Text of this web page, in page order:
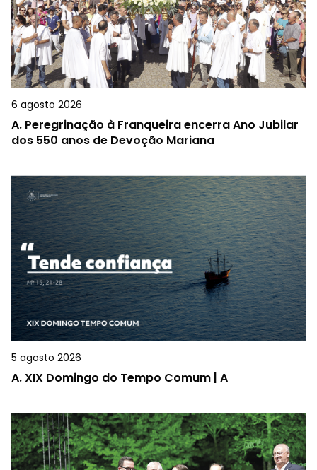
6 agosto 2026
A. Peregrinação à Franqueira encerra Ano Jubilar
dos 550 anos de Devoção Mariana
5 agosto 2026
A.XIX Domingo do Tempo Comum | A